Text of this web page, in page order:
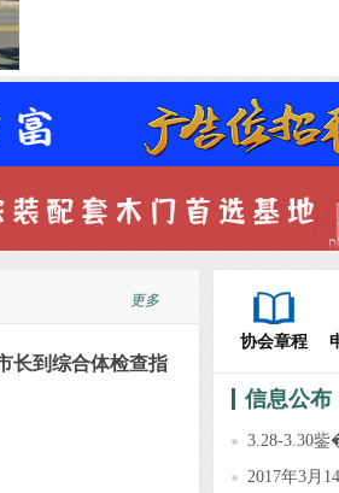
更多
长到综合体检查指
协会章程
信息公布
3.28-3.30鈭
2017年3月